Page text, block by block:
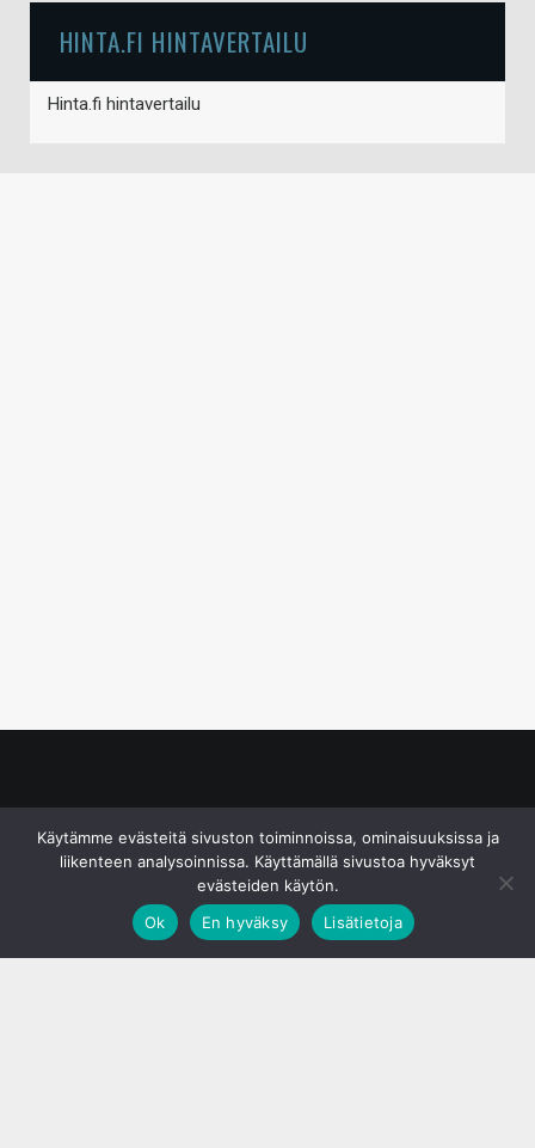
HINTA.FI HINTAVERTAILU
Hinta.fi hintavertailu
Käytämme evästeitä sivuston toiminnoissa, ominaisuuksissa ja
liikenteen analysoinnissa. Käyttämällä sivustoa hyväksyt
evästeiden käytön.
Ok
En hyväksy Lisätietoja